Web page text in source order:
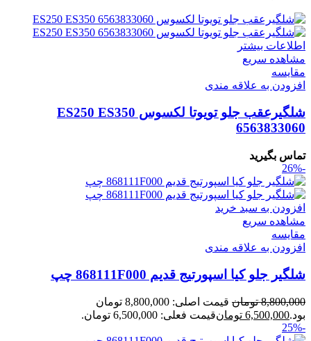
اطلاعات بیشتر
مشاهده سریع
مقایسه
افزودن به علاقه مندی
شلگیرعقب جلو تویوتا لکسوس ES250 ES350
6563833060
تماس بگیرید
-26%
افزودن به سبد خرید
مشاهده سریع
مقایسه
افزودن به علاقه مندی
شلگیر جلو کیا اسپورتیج قدیم 868111F000 چپ
8,800,000 تومان
قیمت اصلی: 8,800,000 تومان
بود.6,500,000 تومانقیمت فعلی: 6,500,000 تومان.
-25%